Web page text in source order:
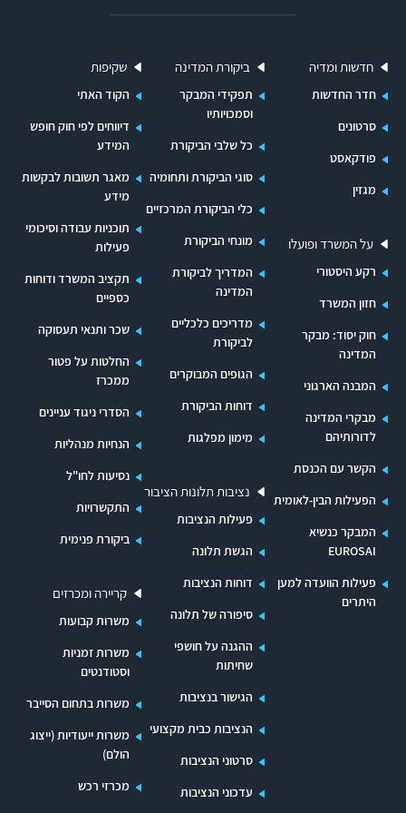
המשך קריאה בקובץ המצורף.
סוכני מכס ופקידים רשויים -
סדרי שחרור טובין
מפיקוח רשות המכס ותשלום המסים עליהם מחייבים
ידע וניסיון, ולפיכך נזקק ציבור היבואנים לעזרתם של
סוכני מכס (עמילי מכס), הבקיאים בכך. היחסים בין
רשויות המכס לבין סוכני המכס הוסדרו בחוק סוכני
המכס, תשכ"ה-1964 (להלן- החוק), והוא קובע, מי
רשאי לפעול כסוכן מכס ומה הם חובותיו. הסמכתם של
סוכני מכס ופקידים רשויים, שהם נציגיו המורשים של
סוכן המכס לעשות פעולות מכס, על פי החוק והתקנות
שהותקנו לפיו, נעשית בפיקוח יחידת סוכני מכס
שבמחלקת. הביצוע בהנהלת אגף המכס והבלו
(להלן- האגף).
לפי החוק על מנהל האגף למנות ועדה מייעצת לעניין
החוק. הוועדה, מייעצת למנהל בנושאים הבאים:
בחינות לסוכני מכס ולפקידים רשויים; אישור מועמדים
לרישום הפנקס סוכני המכס או למחיקה מהפנקס, וכך
היו"ר, שהוא סגן מנהל האגף; שליש מהחברים הם
סוכני מכס המוצעים על ידי איגודי סוכני המכס.
בחודשים ספטמבר עד'נובמבר 1978 בדק משרד
לסירוגין את סדרי הרישוי, גביית האגרות וסדרי הבחינות
של סוכני מכס ופקידים רשויים. כן נבדקו ביחידות
התפישות שבבתי המכס חיפה ואשדוד ובהנהלת
האגף,סדרי הטיפול בליקויים המתגלים ברשימונים,
חדשות ומדיה
חדר החדשות
סרטונים
פודקאסט
מגזין
על המשרד ופועלו
רקע היסטורי
חזון המשרד
חוק יסוד: מבקר
המדינה
המבנה הארגוני
מבקרי המדינה
לדורותיהם
הקשר עם הכנסת
הפעילות הבין-לאומית
המבקר כנשיא
EUROSAI
פעילות הוועדה למען
היתרים
ביקורת המדינה
תפקידי המבקר
וסמכויותיו
כל שלבי הביקורת
סוגי הביקורת ותחומיה
כלי הביקורת המרכזיים
מונחי הביקורת
המדריך לביקורת
המדינה
מדריכים כלכליים
לביקורת
הגופים המבוקרים
דוחות הביקורת
מימון מפלגות
נציבות תלונות הציבור
פעילות הנציבות
הגשת תלונה
דוחות הנציבות
סיפורה של תלונה
ההגנה על חושפי
שחיתות
הגישור בנציבות
הנציבות כבית מקצועי
סרטוני הנציבות
עדכוני הנציבות
שקיפות
הקוד האתי
דיווחים לפי חוק חופש
המידע
מאגר תשובות לבקשות
מידע
תוכניות עבודה וסיכומי
פעילות
תקציב המשרד ודוחות
כספיים
שכר ותנאי תעסוקה
החלטות על פטור
ממכרז
הסדרי ניגוד עניינים
הנחיות מנהליות
נסיעות לחו"ל
התקשרויות
ביקורת פנימית
קריירה ומכרזים
משרות קבועות
משרות זמניות
וסטודנטים
משרות בתחום הסייבר
משרות ייעודיות (ייצוג
הולם)
מכרזי רכש